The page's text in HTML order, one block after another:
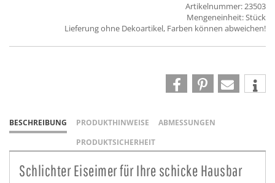
Artikelnummer: 23503
Mengeneinheit: Stück
Lieferung ohne Dekoartikel, Farben können abweichen!
BESCHREIBUNG PRODUKTHINWEISE
ABMESSUNGEN
PRODUKTSICHERHEIT
Schlichter Eiseimer für Ihre schicke Hausbar